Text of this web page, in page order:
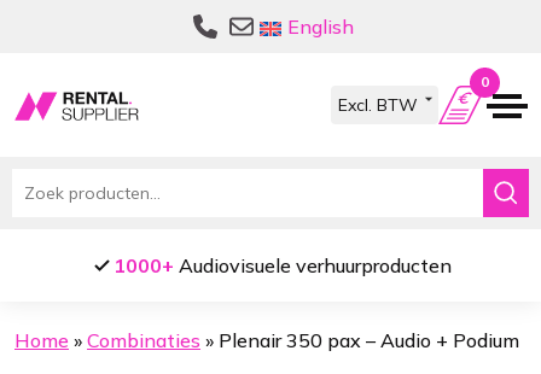
navigatie
inhoud
English
0
Zoeken
1000+ Audiovisuele verhuurproducten
Home » Combinaties » Plenair 350 pax – Audio + Podium